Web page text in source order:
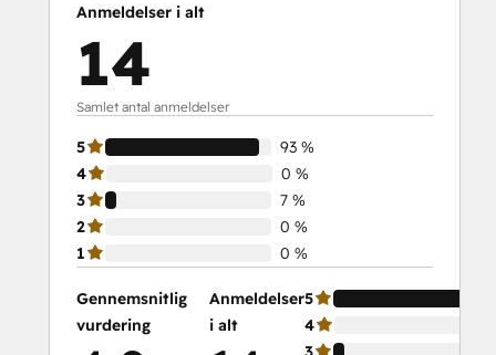
Anmeldelser i alt
14
Samlet antal anmeldelser
5
93 %
4
0 %
3
7 %
2
0 %
1
0 %
Gennemsnitlig
vurdering
Anmeldelser
i alt
5
4